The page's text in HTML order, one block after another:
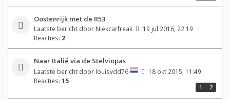
Oostenrijk met de R53
Laatste bericht door Niekcarfreak
19 jul 2016, 22:19
Reacties: 2
Naar Italië via de Stelviopas
Laatste bericht door louisvdd76
18 okt 2015, 11:49
Reacties: 15
1 2